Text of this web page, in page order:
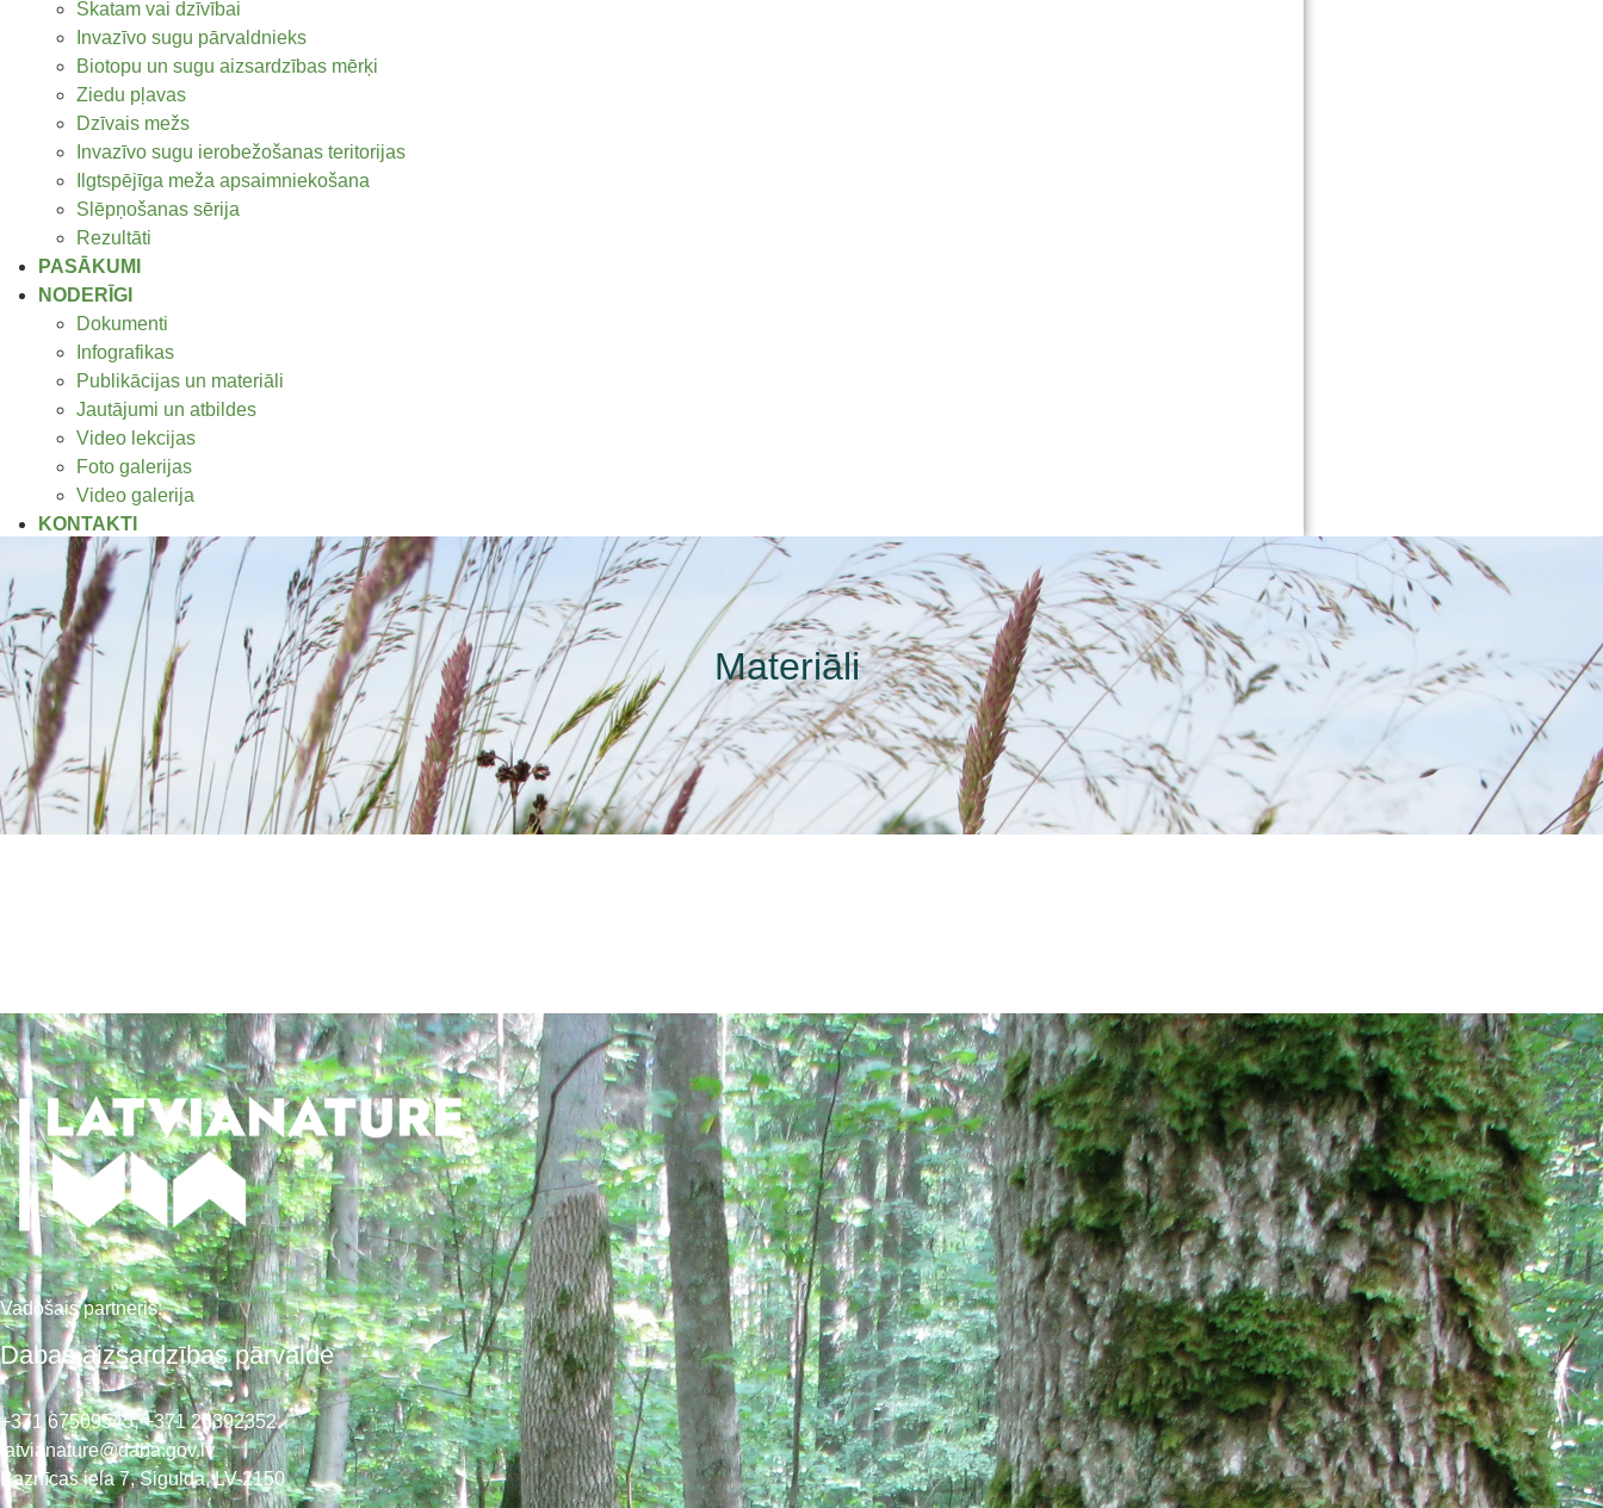
Skatam vai dzīvībai
Invazīvo sugu pārvaldnieks
Biotopu un sugu aizsardzības mērķi
Ziedu pļavas
Dzīvais mežs
Invazīvo sugu ierobežošanas teritorijas
Ilgtspējīga meža apsaimniekošana
Slēpņošanas sērija
Rezultāti
PASĀKUMI
NODERĪGI
Dokumenti
Infografikas
Publikācijas un materiāli
Jautājumi un atbildes
Video lekcijas
Foto galerijas
Video galerija
KONTAKTI
Materiāli
Vadošais partneris:
Dabas aizsardzības pārvalde
+371 67509545,+371 26392352
latvianature@daba.gov.lv
Baznīcas iela 7, Sigulda, LV-2150